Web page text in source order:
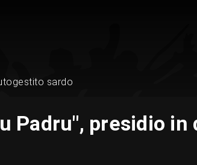
sardo
Padru", presidio in